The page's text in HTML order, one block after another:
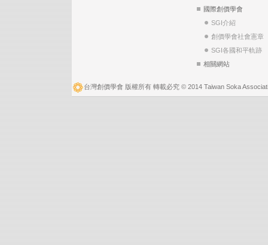
國際創價學會
SGI介紹
創價學會社會憲章
SGI各國和平軌跡
相關網站
台灣創價學會 版權所有 轉載必究 © 2014 Taiwan Soka